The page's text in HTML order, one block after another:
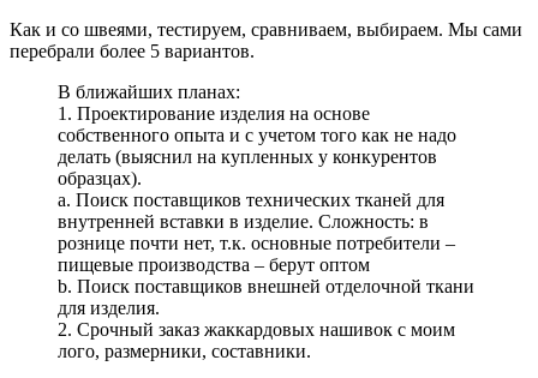
Как и со швеями, тестируем, сравниваем, выбираем. Мы сами
перебрали более 5 вариантов.
В ближайших планах:
1. Проектирование изделия на основе
собственного опыта и с учетом того как не надо
делать (выяснил на купленных у конкурентов
образцах).
a. Поиск поставщиков технических тканей для
внутренней вставки в изделие. Сложность: в
рознице почти нет, т.к. основные потребители –
пищевые производства – берут оптом
b. Поиск поставщиков внешней отделочной ткани
для изделия.
2. Срочный заказ жаккардовых нашивок с моим
лого, размерники, составники.